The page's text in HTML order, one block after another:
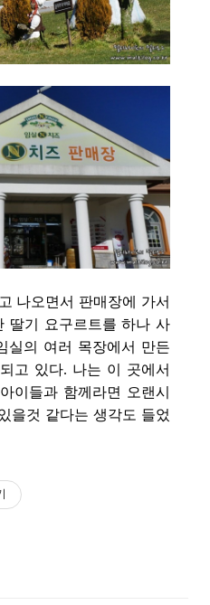
나오면서 판매장에 가서
딸기 요구르트를 하나 사
실의 여러 목장에서 만든
고 있다. 나는 이 곳에서
이들과 함께라면 오랜시
을것 같다는 생각도 들었